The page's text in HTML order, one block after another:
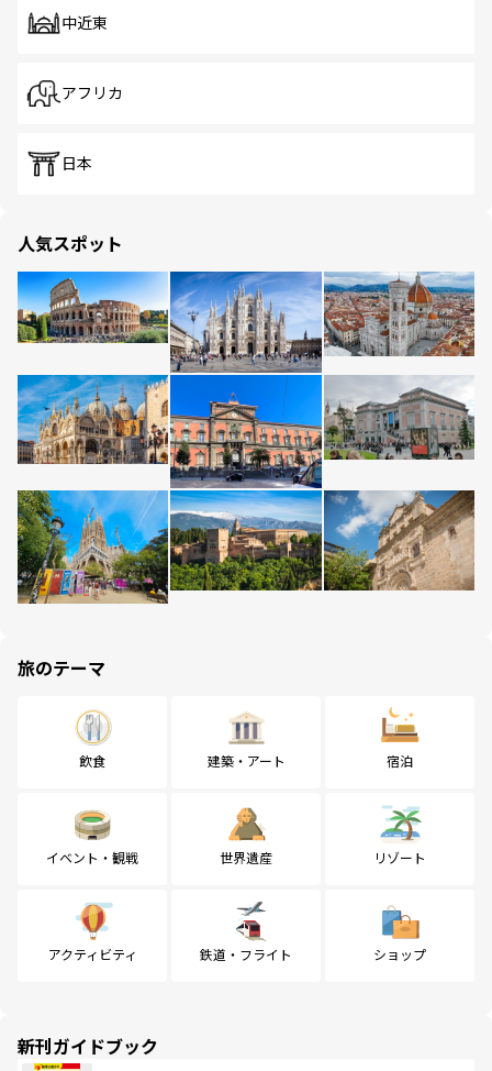
中近東
アフリカ
日本
人気スポット
旅のテーマ
飲食 建築・アート 宿泊
イベント・観戦 世界遺産 リゾート
アクティビティ 鉄道・フライト ショップ
新刊ガイドブック